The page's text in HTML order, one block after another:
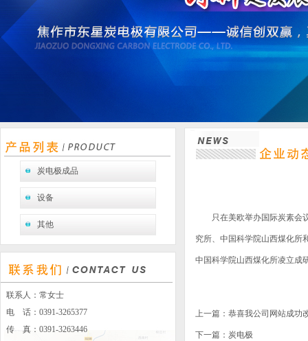
炭电极成品
设备
其他
联系人：常女士
电 话：0391-3265377
传 真：0391-3263446
只在美欧举办国际炭素会议
究所、中国科学院山西煤化所
中国科学院山西煤化所凌立成
上一篇： 恭喜我公司网站成功
下一篇： 炭电极